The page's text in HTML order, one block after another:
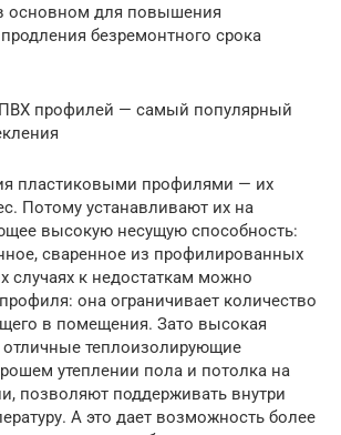
основном для повышения
безремонтного срока
профилей — самый популярный
пластиковыми профилями — их
Потому устанавливают их на
высокую несущую способность:
сваренное из профилированных
случаях к недостаткам можно
она ограничивает количество
в помещения. Зато высокая
отличные теплоизолирующие
утеплении пола и потолка на
позволяют поддерживать внутри
А это дает возможность более